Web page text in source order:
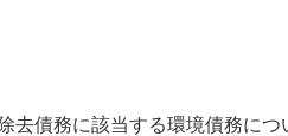
去債務に該当する環境債務につ